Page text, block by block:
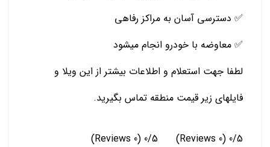
✅ دسترسی آسان به مراکز رفاهی
✅ معاوضه با خودرو انجام میشود
لطفا جهت استعلام و اطلاعات بیشتر از این ویلا و
فایلهای زیر قیمت منطقه تماس بگیرید.
0/5
(0 Reviews)
0/5
(0 Reviews)